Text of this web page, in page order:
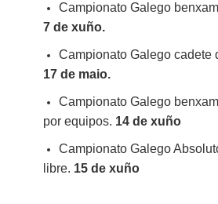
Campionato Galego
7 de xuño.
Campionato Galego cadete
17 de maio.
Campionato Galego
por equipos. 14 de xuño
Campionato Galego
libre. 15 de xuño